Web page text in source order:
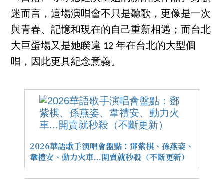
迷而言，這場演唱會不只是聽歌，更像是一次
與青春、記憶和現在的自己重新相遇；而台北
大巨蛋場又是她睽違 12 年在台北的大型個
唱，因此更具紀念意義。
2026華語歌手演唱會盤點：鄧紫棋、孫燕姿、
韋禮安、動力火車...開賣就秒殺（不斷更新）